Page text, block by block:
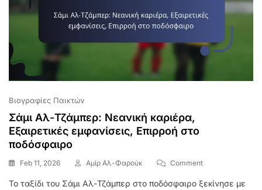
Βιογραφίες Παικτών
Σάμι Αλ-Τζάμπερ: Νεανική καριέρα,
Εξαιρετικές εμφανίσεις, Επιρροή στο
ποδόσφαιρο
Feb 11, 2026 Αμίρ Αλ-Φαρούκ CommentOn
Αλ-
Το ταξίδι του Σάμι Αλ-Τζάμπερ στο ποδόσφαιρο ξεκίνησε με